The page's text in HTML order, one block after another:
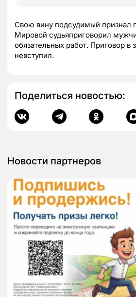
Свою вину подсудимый признал
Мировой судьяприговорил
обязательных работ. Приговор в
невступил.
Поделиться новостью:
Новости партнеров